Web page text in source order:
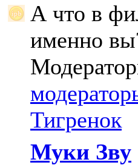
А что в
именно
Тигренок
Муки Зву